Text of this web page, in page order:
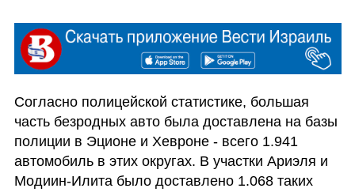
Согласно полицейской статистике, большая
часть безродных авто была доставлена на базы
полиции в Эционе и Хевроне - всего 1.941
автомобиль в этих округах. В участки Ариэля и
Модиин-Илита было доставлено 1.068 таких